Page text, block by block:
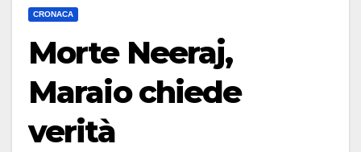
CRONACA
Morte Neeraj,
Maraio chiede
verità